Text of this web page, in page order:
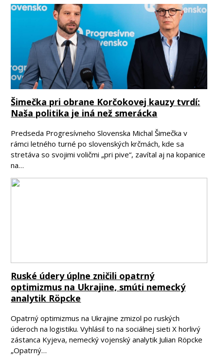
Šimečka pri obrane Korčokovej kauzy tvrdí:
Naša politika je iná než smerácka
Predseda Progresívneho Slovenska Michal Šimečka v
rámci letného turné po slovenských krčmách, kde sa
stretáva so svojimi voličmi „pri pive“, zavítal aj na kopanice
na…
Ruské údery úplne zničili opatrný
optimizmus na Ukrajine, smúti nemecký
analytik Röpcke
Opatrný optimizmus na Ukrajine zmizol po ruských
úderoch na logistiku. Vyhlásil to na sociálnej sieti X horlivý
zástanca Kyjeva, nemecký vojenský analytik Julian Röpcke
„Opatrný…